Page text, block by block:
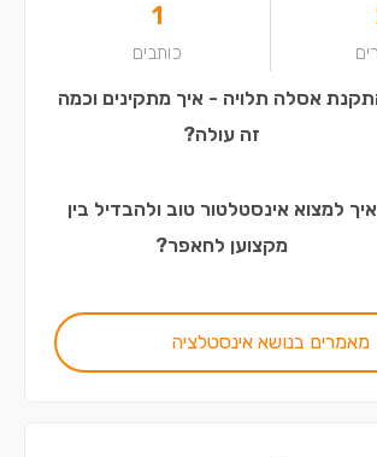
1
כותבים
אסלה תלויה - איך מתקינים וכמה
זה עולה?
איך למצוא אינסטלטור טוב ולהבדיל בין
מקצוען לחאפר?
מאמרים בנושא אינסטלציה